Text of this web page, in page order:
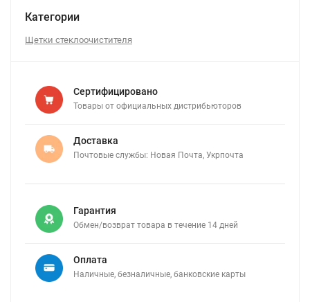
Категории
Щетки стеклоочистителя
Сертифицировано
Товары от официальных дистрибьюторов
Доставка
Почтовые службы: Новая Почта, Укрпочта
Гарантия
Обмен/возврат товара в течение 14 дней
Оплата
Наличные, безналичные, банковские карты